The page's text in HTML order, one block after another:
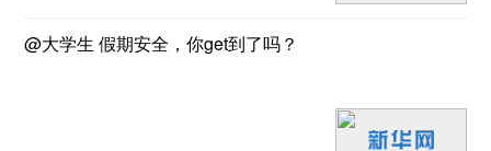
@大学生 假期安全，你get到了吗？